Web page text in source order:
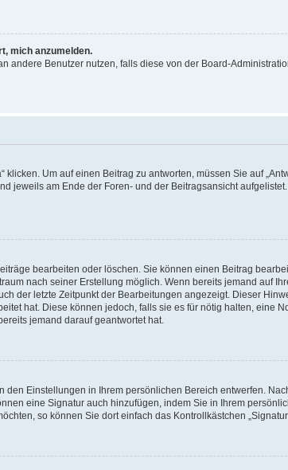
mich anzumelden.
andere Benutzer nutzen, falls diese von der Board-
Um auf einen Beitrag zu antworten, müssen Sie auf
am Ende der Foren- und der Beitragsansicht aufgelistet.
bearbeiten oder löschen. Sie können einen Beitrag
nach seiner Erstellung möglich. Wenn bereits jemand auf
der letzte Zeitpunkt der Bearbeitungen angezeigt. Dieser
hat. Diese können jedoch, falls sie es für nötig halten, eine
jemand darauf geantwortet hat.
Einstellungen in Ihrem persönlichen Bereich entwerfen.
eine Signatur auch hinzufügen, indem Sie in Ihrem
so können Sie dort einfach das Kontrollkästchen